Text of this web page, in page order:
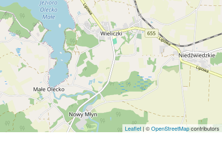
Leaflet | ©OpenStreetMapcontributors